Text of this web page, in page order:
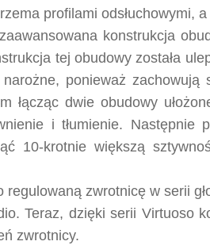
profilami odsłuchowymi,
konstrukcja
tej obudowy została
ponieważ
łącząc dwie obudowy
i tłumienie.
10-krotnie większą
zwrotnicę w serii
Teraz, dzięki serii Virtuoso
zwrotnicy.